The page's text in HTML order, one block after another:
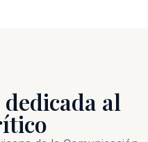
al